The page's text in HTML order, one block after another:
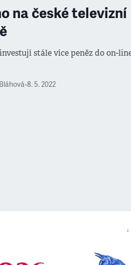
na české televizní
stále více peněz do on-
•8. 5. 2022
↓